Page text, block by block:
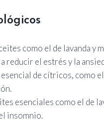
como el de lavanda y
reducir el estrés y la
de cítricos, como
esenciales como el de
insomnio.